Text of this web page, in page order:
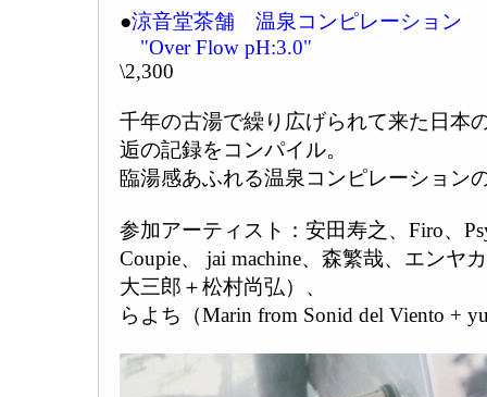
●涼音堂茶舗 温泉コンピレーション
"Over Flow pH:3.0"
\2,300
千年の古湯で繰り広げられて来た日本
逅の記録をコンパイル。
臨湯感あふれる温泉コンピレーション
参加アーティスト：安田寿之、Firo、
Coupie、 jai machine、森繁哉、エンヤ
大三郎＋松村尚弘）、
らよち（Marin from Sonid del Viento +